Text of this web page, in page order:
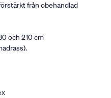
från obehandlad
och 210 cm